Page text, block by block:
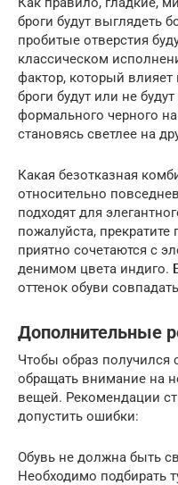
броги будут выглядеть
пробитые отверстия
классическом
фактор, который
броги будут или не
формального черного
становясь светлее на
Какая безотказная
относительно
подходят для
пожалуйста,
приятно сочетаются с
денимом цвета индиго.
оттенок обуви
Дополнительные
Чтобы образ получился
обращать внимание на
вещей. Рекомендации
допустить ошибки:
Обувь не должна быть
Необходимо подбирать